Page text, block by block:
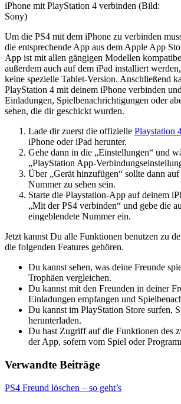
iPhone mit PlayStation 4 verbinden (Bild:
Sony)
Um die PS4 mit dem iPhone zu verbinden
die entsprechende App aus dem Apple App
App ist mit allen gängigen Modellen
außerdem auch auf dem iPad installiert
keine spezielle Tablet-Version. Anschließend
PlayStation 4 mit deinem iPhone verbinden
Einladungen, Spielbenachrichtigungen oder
sehen, die dir geschickt wurden.
Lade dir zuerst die offizielle Playstation
iPhone oder iPad herunter.
Gehe dann in die „Einstellungen“ und
„PlayStation App-
Über „Gerät hinzufügen“ sollte dann
Nummer zu sehen sein.
Starte die Playstation-App auf deinem
„Mit der PS4 verbinden“ und gebe die
eingeblendete Nummer ein.
Jetzt kannst Du alle Funktionen benutzen zu
die folgenden Features gehören.
Du kannst sehen, was deine Freunde
Trophäen vergleichen.
Du kannst mit den Freunden in deiner
Einladungen empfangen und
Du kannst im PlayStation Store surfen,
herunterladen.
Du hast Zugriff auf die Funktionen des
der App, sofern vom Spiel oder
Verwandte Beiträge
PS4 Freund löschen – so geht’s